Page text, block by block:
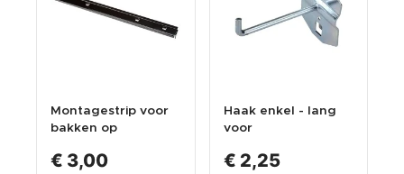
Montagestrip voor
bakken op
- Trayhouder zwart
€ 3,00
Haak enkel - lang
voor
€ 2,25